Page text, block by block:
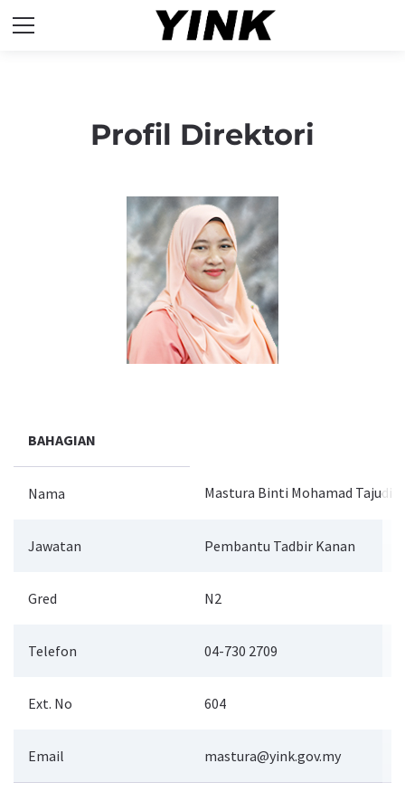
Profil Direktori
BAHAGIAN
Nama Mastura Binti Mohamad Tajudin
Jawatan Pembantu Tadbir Kanan
Gred N2
Telefon 04-730 2709
Ext. No 604
Email mastura@yink.gov.my